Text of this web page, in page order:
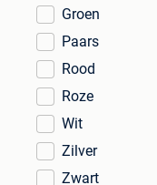
Groen
Paars
Rood
Roze
Wit
Zilver
Zwart